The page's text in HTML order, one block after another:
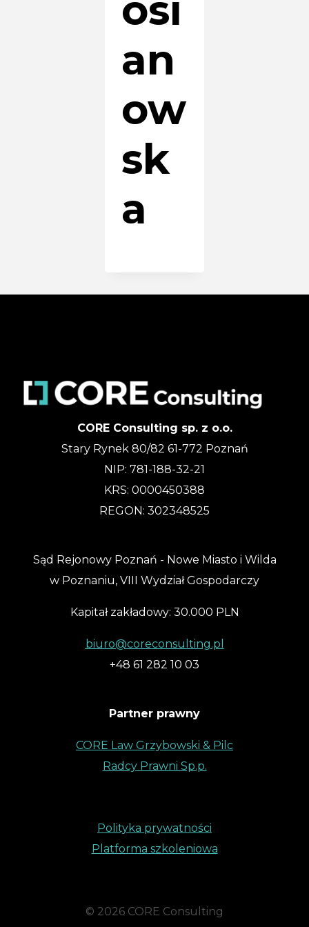
an
ow
sk
a
CORE Consulting sp. z o.o.
Stary Rynek 80/82 61-772 Poznań
NIP: 781-188-32-21
KRS: 0000450388
REGON: 302348525
Sąd Rejonowy Poznań - Nowe Miasto i Wilda
w Poznaniu, VIII Wydział Gospodarczy
Kapitał zakładowy: 30.000 PLN
biuro@coreconsulting.pl
+48 61 282 10 03
Partner prawny
CORE Law Grzybowski & Pilc
Radcy Prawni Sp.p.
Polityka prywatności
Platforma szkoleniowa
© 2026 CORE Consulting